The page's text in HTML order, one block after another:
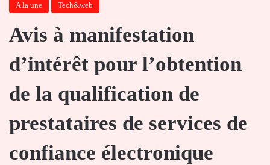
A la une Tech&web
Avis à manifestation
d’intérêt pour l’obtention
de la qualification de
prestataires de services de
confiance électronique